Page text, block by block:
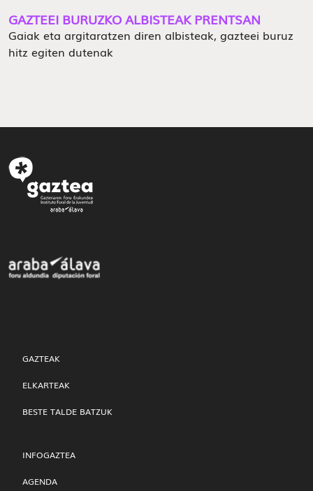
GAZTEEI BURUZKO ALBISTEAK PRENTSAN
Gaiak eta argitaratzen diren albisteak, gazteei buruz
hitz egiten dutenak
GAZTEAK
ELKARTEAK
BESTE TALDE BATZUK
INFOGAZTEA
AGENDA